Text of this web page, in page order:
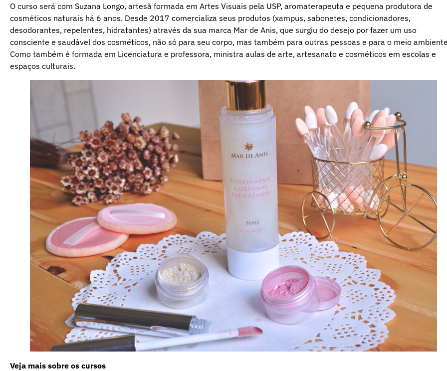
O curso será com Suzana Longo, artesã formada em Artes Visuais pela USP, aromaterapeuta e pequena produtora de
cosméticos naturais há 6 anos. Desde 2017 comercializa seus produtos (xampus, sabonetes, condicionadores,
desodorantes, repelentes, hidratantes) através da sua marca Mar de Anis, que surgiu do desejo por fazer um uso
consciente e saudável dos cosméticos, não só para seu corpo, mas também para outras pessoas e para o meio
Como também é formada em Licenciatura e professora, ministra aulas de arte, artesanato e cosméticos em escolas e
espaços culturais.
Veja mais sobre os cursos